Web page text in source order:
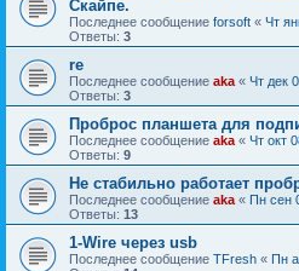
Скайпе.
Последнее сообщение forsoft « Чт
Ответы: 3
re
Последнее сообщение aka « Чт дек
Ответы: 3
Проброс планшета для
Последнее сообщение aka « Чт окт
Ответы: 9
Не стабильно работает
Последнее сообщение aka « Пн сен
Ответы: 13
1-Wire через usb
Последнее сообщение TFresh « Пн